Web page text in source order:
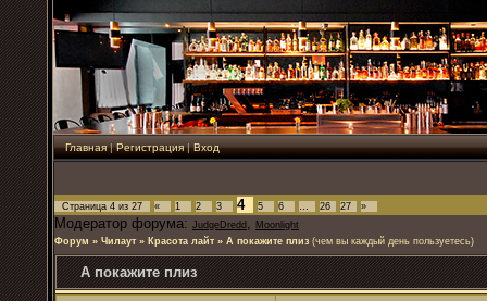
Главная|Регистрация|Вход
Страница 4 из 27 « 1 2 3 4 5 6 … 26 27 »
Модератор форума: JudgeDredd , Moonlight
Форум » Чилаут » Красота лайт » А покажите плиз (чем вы каждый день пользуетесь)
А покажите плиз